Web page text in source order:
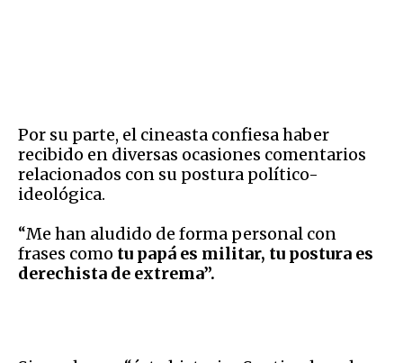
Por su parte, el cineasta confiesa haber
recibido en diversas ocasiones comentarios
relacionados con su postura político-
ideológica.
“Me han aludido de forma personal con
frases como tu papá es militar, tu postura es
derechista de extrema”.